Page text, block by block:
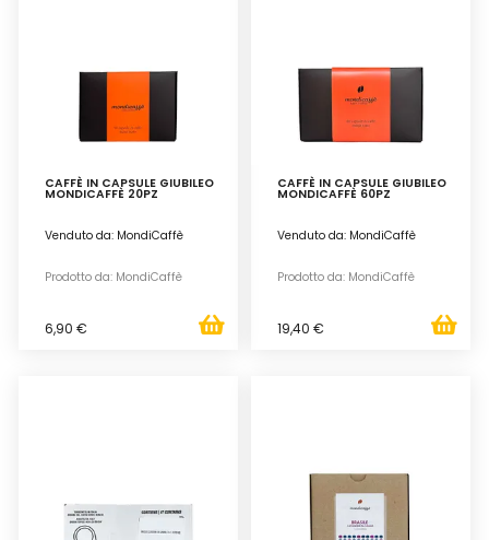
CAFFÈ IN CAPSULE GIUBILEO
MONDICAFFÈ 20PZ
Venduto da: MondiCaffè
Prodotto da: MondiCaffè
6,90 €
CAFFÈ IN CAPSULE GIUBILEO
MONDICAFFÈ 60PZ
Venduto da: MondiCaffè
Prodotto da: MondiCaffè
19,40 €